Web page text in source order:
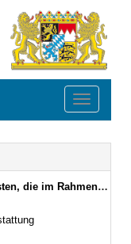
Toggle
und Finanzagentur-Gesetz entstehen